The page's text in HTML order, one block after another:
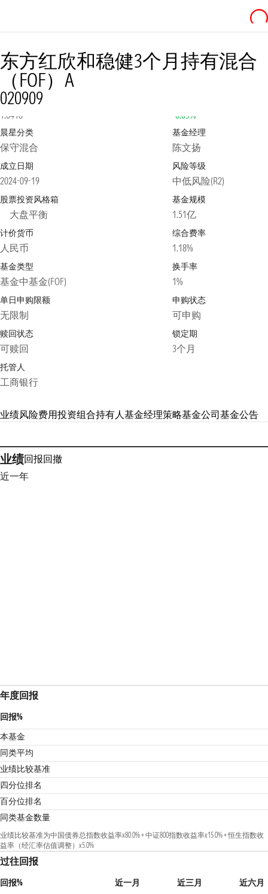
东方红欣和稳健3个月持有混合
（FOF）A
020909
净值2026-08-03
1.0418 -0.05%
晨星分类
保守混合
基金经理
陈文扬
成立日期
2024-09-19
风险等级
中低风险(R2)
股票投资风格箱
大盘平衡
基金规模
1.51亿
计价货币
人民币
综合费率
1.18%
基金类型
基金中基金(FOF)
换手率
1%
单日申购限额
无限制
申购状态
可申购
赎回状态
可赎回
锁定期
3个月
托管人
工商银行
业绩风险费用投资组合持有人基金经理策略基金公司基金公告
业绩回报回撤
近一年
年度回报
回报%
本基金
同类平均
业绩比较基准
四分位排名
4
百分位排名
同类基金数量
业绩比较基准为中国债券总指数收益率x80.0% + 中证800指数收益率x15.0% + 恒生指数收
益率（经汇率估值调整）x5.0%
过往回报
回报% 近一月 近三月
近六月